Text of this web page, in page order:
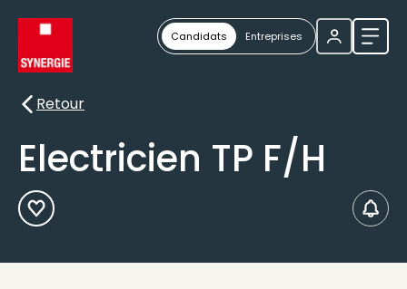
Candidats Entreprises
Retour
Retour
Electricien TP F/H
Ajouter aux Favoris